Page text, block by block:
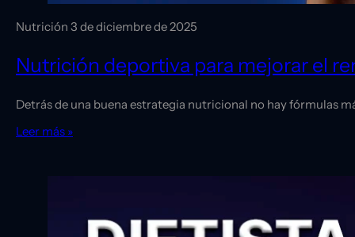
Nutrición 3 de diciembre de 2025
Nutrición deportiva para mejorar el
Detrás de una buena estrategia nutricional no hay fórmulas
Leer más »